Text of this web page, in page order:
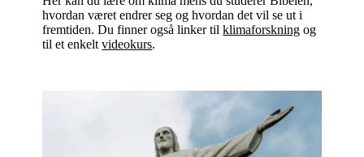
hvordan været endrer seg og hvordan det vil se ut i
fremtiden. Du finner også linker tilklimaforskning og
til et enkeltvideokurs.